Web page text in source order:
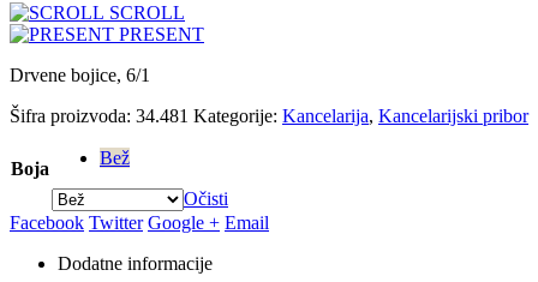
SCROLL
PRESENT
Drvene bojice, 6/1
Šifra proizvoda: 34.481 Kategorije: Kancelarija, Kancelarijski pribor
Boja
Bež
Očisti
Facebook Twitter Google + Email
Dodatne informacije